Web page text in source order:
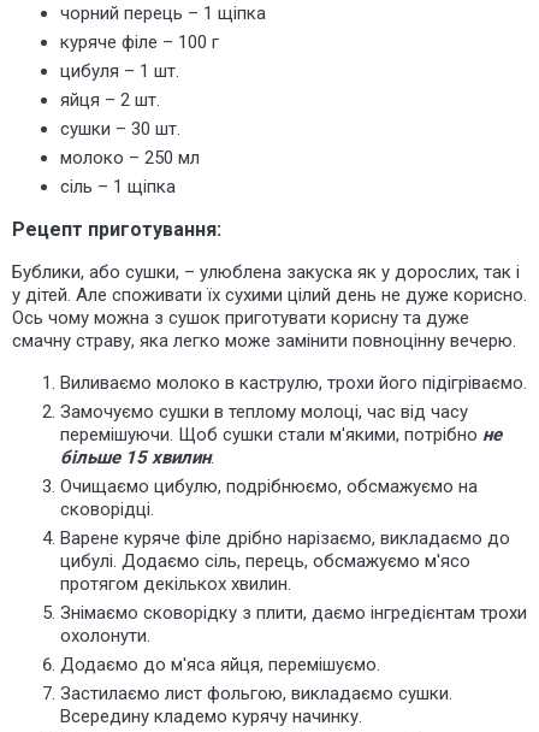
чорний перець – 1 щіпка
куряче філе – 100 г
цибуля – 1 шт.
яйця – 2 шт.
сушки – 30 шт.
молоко – 250 мл
сіль – 1 щіпка
Рецепт приготування:
Бублики, або сушки, – улюблена закуска як у дорослих, так і
у дітей. Але споживати їх сухими цілий день не дуже корисно.
Ось чому можна з сушок приготувати корисну та дуже
смачну страву, яка легко може замінити повноцінну вечерю.
Виливаємо молоко в каструлю, трохи його підігріваємо.
Замочуємо сушки в теплому молоці, час від часу
перемішуючи. Щоб сушки стали м'якими, потрібно не
більше 15 хвилин.
Очищаємо цибулю, подрібнюємо, обсмажуємо на
сковорідці.
Варене куряче філе дрібно нарізаємо, викладаємо до
цибулі. Додаємо сіль, перець, обсмажуємо м'ясо
протягом декількох хвилин.
Знімаємо сковорідку з плити, даємо інгредієнтам трохи
охолонути.
Додаємо до м'яса яйця, перемішуємо.
Застилаємо лист фольгою, викладаємо сушки.
Всередину кладемо курячу начинку.